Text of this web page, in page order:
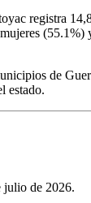
registra
mujeres (55.1%)
de
estado.
julio de 2026.